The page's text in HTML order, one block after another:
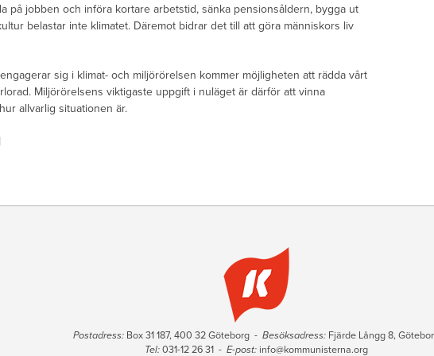
på jobben och införa kortare arbetstid, sänka pensionsåldern, bygga ut
belastar inte klimatet. Däremot bidrar det till att göra människors liv
sig i klimat- och miljörörelsen kommer möjligheten att rädda vårt
Miljörörelsens viktigaste uppgift i nuläget är därför att vinna
allvarlig situationen är.
Postadress:Box 31 187, 400 32 Göteborg - Besöksadress:Fjärde Långg 8,
Tel:031-12 26 31 - E-post: info@kommunisterna.org